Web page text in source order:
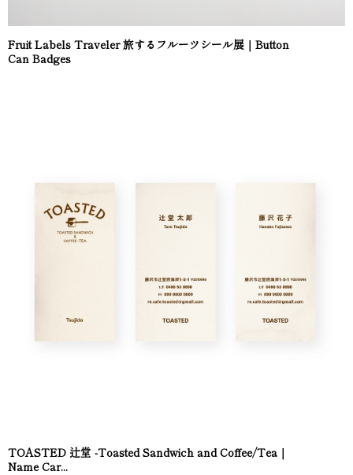
Fruit Labels Traveler 旅するフルーツシール展｜Button
Can Badges
TOASTED 辻堂 -Toasted Sandwich and Coffee/Tea｜
Name Car...